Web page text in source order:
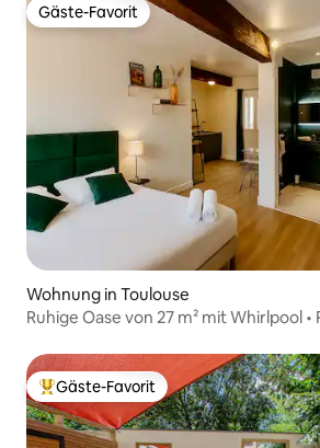
Gäste-Favorit
Gäste-Favorit
Wohnung in Toulouse
Ruhige Oase von 27 m² mit Whirlpool •
Beliebter Gäste-Favorit.
Gäste-Favorit